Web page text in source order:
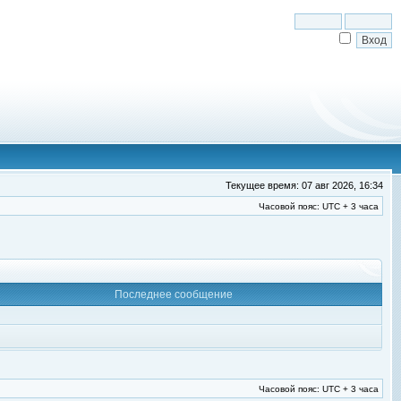
Текущее время: 07 авг 2026, 16:34
Часовой пояс: UTC + 3 часа
Последнее сообщение
Часовой пояс: UTC + 3 часа